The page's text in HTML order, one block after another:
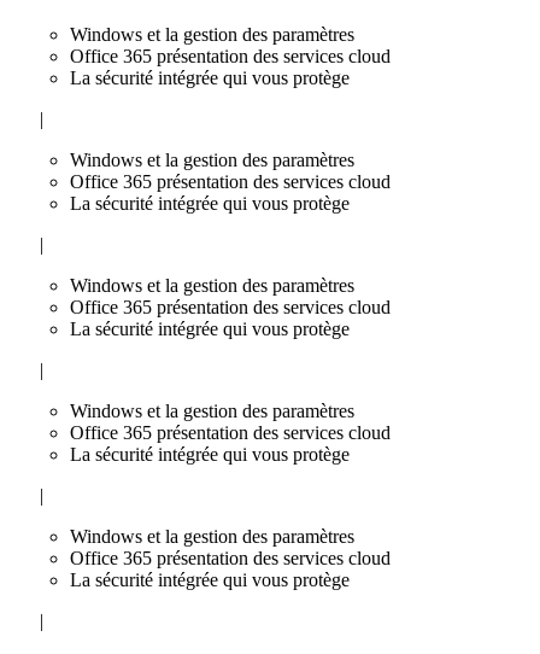
Windows et la gestion des paramètres
Office 365 présentation des services cloud
La sécurité intégrée qui vous protège
|
Windows et la gestion des paramètres
Office 365 présentation des services cloud
La sécurité intégrée qui vous protège
|
Windows et la gestion des paramètres
Office 365 présentation des services cloud
La sécurité intégrée qui vous protège
|
Windows et la gestion des paramètres
Office 365 présentation des services cloud
La sécurité intégrée qui vous protège
|
Windows et la gestion des paramètres
Office 365 présentation des services cloud
La sécurité intégrée qui vous protège
|